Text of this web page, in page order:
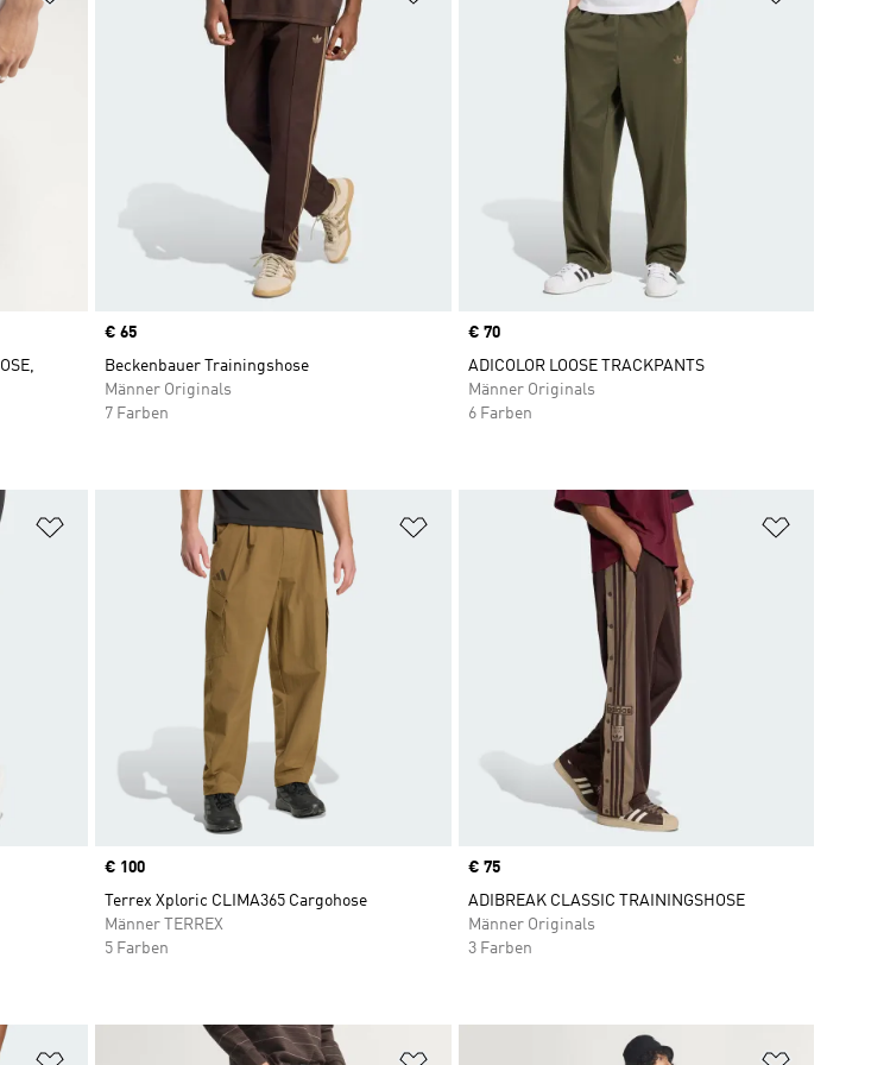
Price
€ 65
Beckenbauer Trainingshose
Männer Originals
7 Farben
Price
€ 70
ADICOLOR LOOSE TRACKPANTS
Männer Originals
6 Farben
Zur Wunschliste hinzufügen Zur Wunschliste hinzufügen
Price
€ 100
Terrex Xploric CLIMA365 Cargohose
Männer TERREX
5 Farben
Price
€ 75
ADIBREAK CLASSIC TRAININGSHOSE
Männer Originals
3 Farben
Zur Wunschliste hinzufügen Zur Wunschliste hinzufügen